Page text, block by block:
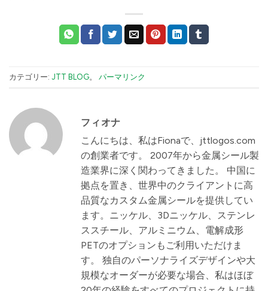
カテゴリー: JTT BLOG。 パーマリンク
フィオナ
こんにちは、私はFionaで、jttlogos.com
の創業者です。 2007年から金属シール製
造業界に深く関わってきました。 中国に
拠点を置き、世界中のクライアントに高
品質なカスタム金属シールを提供してい
ます。ニッケル、3Dニッケル、ステンレ
ススチール、アルミニウム、電解成形
PETのオプションもご利用いただけま
す。 独自のパーソナライズデザインや大
規模なオーダーが必要な場合、私はほぼ